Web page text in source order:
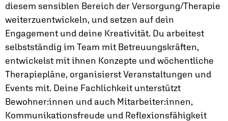
diesem sensiblen Bereich der Versorgung/Therapie
weiterzuentwickeln, und setzen auf dein
Engagement und deine Kreativität. Du arbeitest
selbstständig im Team mit Betreuungskräften,
entwickelst mit ihnen Konzepte und wöchentliche
Therapiepläne, organisierst Veranstaltungen und
Events mit. Deine Fachlichkeit unterstützt
Bewohner:innen und auch Mitarbeiter:innen,
Kommunikationsfreude und Reflexionsfähigkeit